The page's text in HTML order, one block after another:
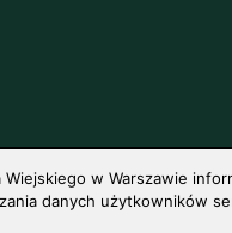
Wiejskiego w Warszawie
danych użytkowników